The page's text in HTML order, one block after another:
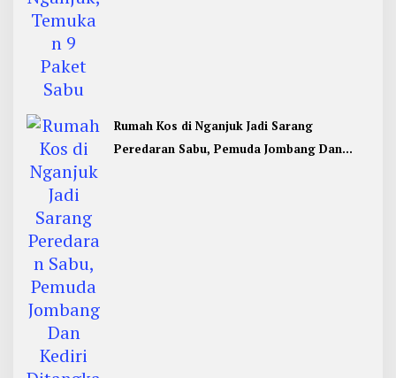
Rumah Kos di Nganjuk Jadi Sarang
Peredaran Sabu, Pemuda Jombang Dan